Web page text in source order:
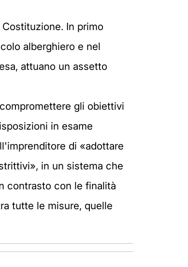
In primo
alberghiero e nel
attuano un assetto
gli obiettivi
in esame
di «adottare
in un sistema che
contrasto con le finalità
tutte le misure, quelle